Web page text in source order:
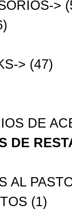
>
> (47)
DE
DE
AL
(1)